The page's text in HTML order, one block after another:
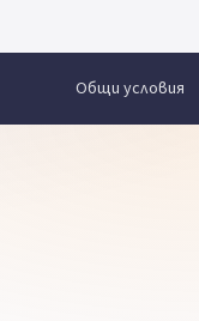
Общи условия